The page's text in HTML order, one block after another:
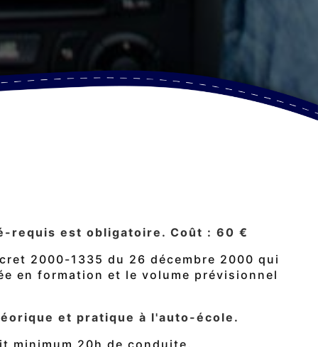
requis est obligatoire. Coût : 60 €
2000-1335 du 26 décembre 2000 qui
en formation et le volume prévisionnel
et pratique à l'auto-école.
minimum 20h de conduite.